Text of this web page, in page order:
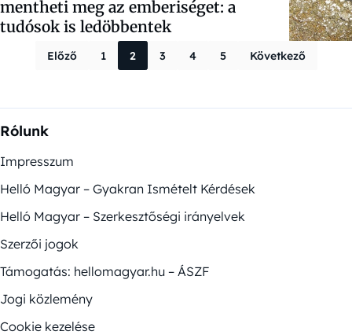
mentheti meg az emberiséget: a
tudósok is ledöbbentek
Bejegyzések
Előző 1 2 3 4 5 Következő
Rólunk
Impresszum
Helló Magyar – Gyakran Ismételt Kérdések
Helló Magyar – Szerkesztőségi irányelvek
Szerzői jogok
Támogatás: hellomagyar.hu – ÁSZF
Jogi közlemény
Cookie kezelése